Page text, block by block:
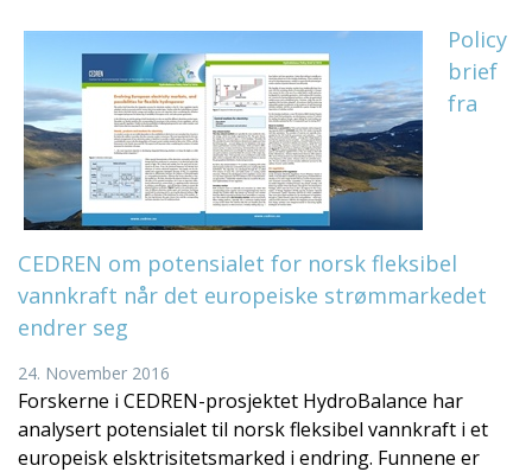
Policy
brief
fra
CEDREN om potensialet for norsk fleksibel
vannkraft når det europeiske strømmarkedet
endrer seg
24. November 2016
Forskerne i CEDREN-prosjektet HydroBalance har
analysert potensialet til norsk fleksibel vannkraft i et
europeisk elsktrisitetsmarked i endring. Funnene er